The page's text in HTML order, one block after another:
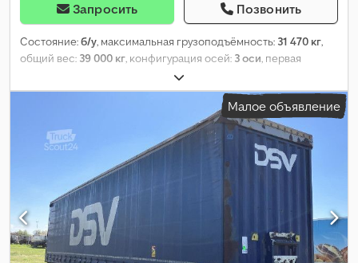
Запросить Позвонить
Состояние:б/у, максимальная грузоподъёмность: 31 470 кг,
общий вес: 39 000 кг, конфигурация осей: 3 оси, первая
, следующая проверка (TÜV):
длина грузового отсека:13 620 мм, ширина пространства для
, высота грузового отсека:2 820 мм, общая
, общая высота:4 000 мм, Оборудование:
Малое объявление